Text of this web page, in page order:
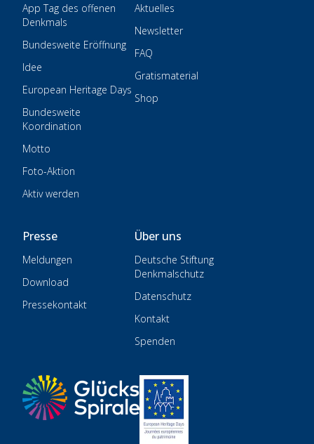
App Tag des offenen
Denkmals
Bundesweite Eröffnung
Idee
European Heritage Days
Bundesweite
Koordination
Motto
Foto-Aktion
Aktiv werden
Aktuelles
Newsletter
FAQ
Gratismaterial
Shop
Presse
Meldungen
Download
Pressekontakt
Über uns
Deutsche Stiftung
Denkmalschutz
Datenschutz
Kontakt
Spenden